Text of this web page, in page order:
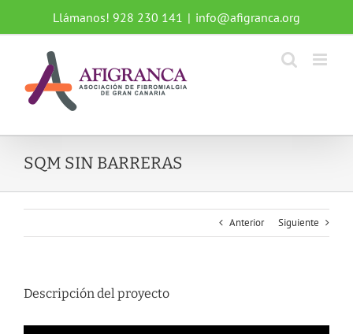
contenido
Llámanos! 928 230 141 | info@afigranca.org
SQM SIN BARRERAS
Anterior Siguiente
Descripción del proyecto